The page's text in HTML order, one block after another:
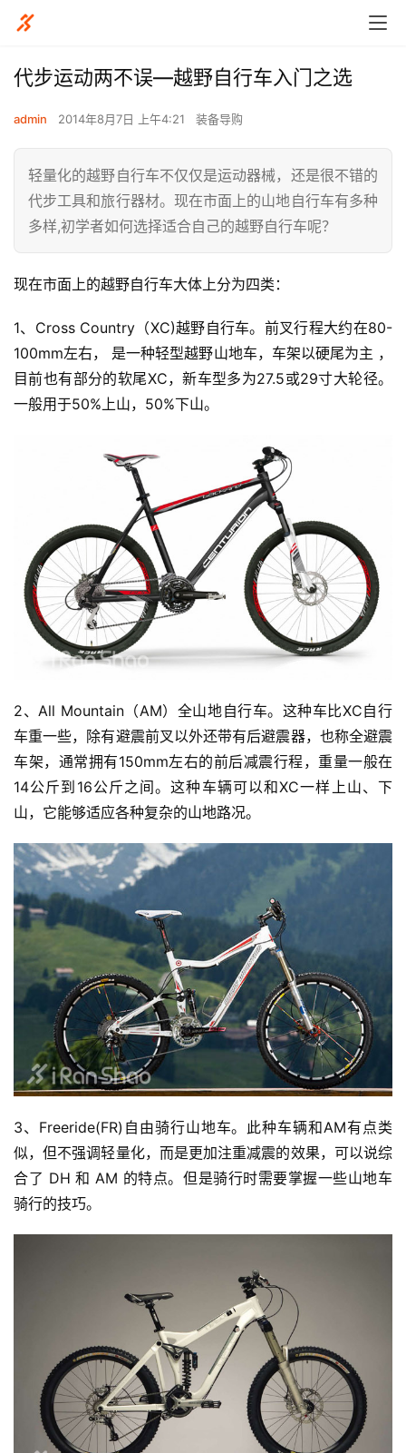
代步运动两不误—越野自行车入门之选
admin 2014年8月7日 上午4:21 装备导购
轻量化的越野自行车不仅仅是运动器械，还是很不错的
代步工具和旅行器材。现在市面上的山地自行车有多种
多样,初学者如何选择适合自己的越野自行车呢？
现在市面上的越野自行车大体上分为四类：
1、Cross Country（XC)越野自行车。前叉行程大约在80-
100mm左右， 是一种轻型越野山地车，车架以硬尾为主 ，
目前也有部分的软尾XC，新车型多为27.5或29寸大轮径。
一般用于50%上山，50%下山。
2、All Mountain（AM）全山地自行车。这种车比XC自行
车重一些，除有避震前叉以外还带有后避震器，也称全避震
车架，通常拥有150mm左右的前后减震行程，重量一般在
14公斤到16公斤之间。这种车辆可以和XC一样上山、下
山，它能够适应各种复杂的山地路况。
3、Freeride(FR)自由骑行山地车。此种车辆和AM有点类
似，但不强调轻量化，而是更加注重减震的效果，可以说综
合了 DH 和 AM 的特点。但是骑行时需要掌握一些山地车
骑行的技巧。